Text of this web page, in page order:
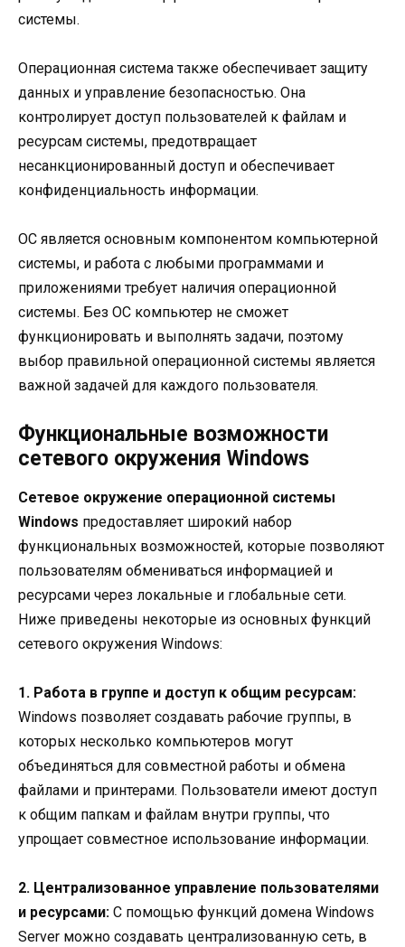
системы.
Операционная система также обеспечивает защиту
данных и управление безопасностью. Она
контролирует доступ пользователей к файлам и
ресурсам системы, предотвращает
несанкционированный доступ и обеспечивает
конфиденциальность информации.
ОС является основным компонентом компьютерной
системы, и работа с любыми программами и
приложениями требует наличия операционной
системы. Без ОС компьютер не сможет
функционировать и выполнять задачи, поэтому
выбор правильной операционной системы является
важной задачей для каждого пользователя.
Функциональные возможности
сетевого окружения Windows
Сетевое окружение операционной системы
Windows предоставляет широкий набор
функциональных возможностей, которые позволяют
пользователям обмениваться информацией и
ресурсами через локальные и глобальные сети.
Ниже приведены некоторые из основных функций
сетевого окружения Windows:
1. Работа в группе и доступ к общим ресурсам:
Windows позволяет создавать рабочие группы, в
которых несколько компьютеров могут
объединяться для совместной работы и обмена
файлами и принтерами. Пользователи имеют доступ
к общим папкам и файлам внутри группы, что
упрощает совместное использование информации.
2. Централизованное управление пользователями
и ресурсами: С помощью функций домена Windows
Server можно создавать централизованную сеть, в